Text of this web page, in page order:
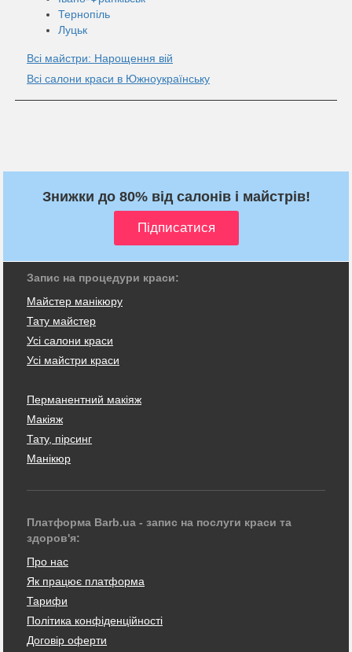
Тернопіль
Луцьк
Всі майстри: Нарощення вій
Всі салони краси в Южноукраїнську
Знижки до 80% від салонів і майстрів!
Запис на процедури краси:
Майстер манікюру
Тату майстер
Усі салони краси
Усі майстри краси
Перманентний макіяж
Макіяж
Тату, пірсинг
Манікюр
Платформа Barb.ua - запис на послуги краси та
здоров'я:
Про нас
Як працює платформа
Тарифи
Політика конфіденційності
Договір оферти